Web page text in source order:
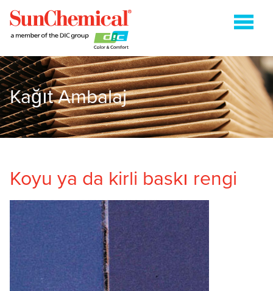
ENERJI (IŞIKLA) KURUMALI
FLEKSOGRAFİ
TABAKA OFSET
İLETIŞIM
ARAMA:'
Kağıt Ambalaj
Koyu ya da kirli baskı rengi